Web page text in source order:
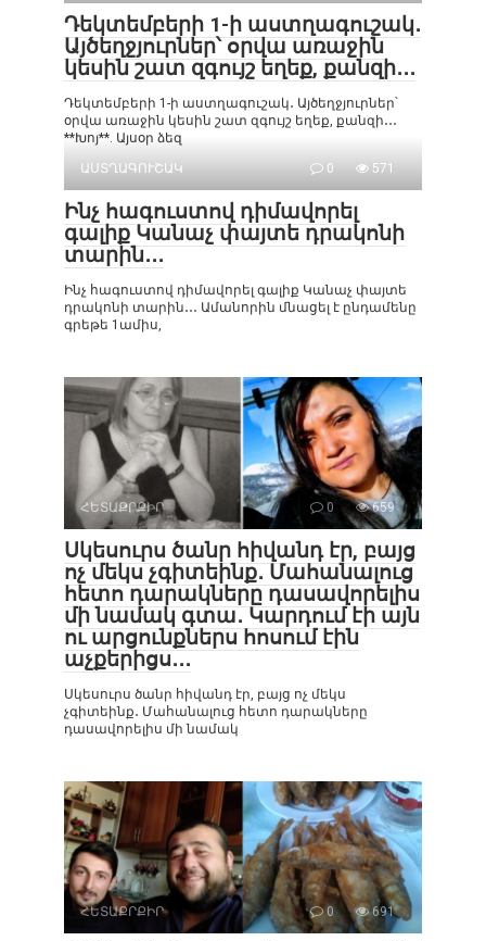
Դեկտեմբերի 1-ի աստղագուշակ․
Այծեղջյուրներ՝ օրվա առաջին
կեսին շատ զգույշ եղեք, քանզի․․․
Դեկտեմբերի 1-ի աստղագուշակ․ Այծեղջյուրներ՝
օրվա առաջին կեսին շատ զգույշ եղեք, քանզի․․․
**Խոյ**. Այսօր ձեզ
ԱՍՏՂԱԳՈՒՇԱԿ
0 571
Ինչ հագուստով դիմավորել
գալիք Կանաչ փայտե դրակոնի
տարին․․․
Ինչ հագուստով դիմավորել գալիք Կանաչ փայտե
դրակոնի տարին․․․ Ամանորին մնացել է ընդամենը
գրեթե 1ամիս,
ՀԵՏԱՔՐՔԻՐ 0 659
Սկեսուրս ծանր հիվանդ էր, բայց
ոչ մեկս չգիտեինք․ Մահանալուց
հետո դարակները դասավորելիս
մի նամակ գտա․ Կարդում էի այն
ու արցունքներս հոսում էին
աչքերիցս․․․
Սկեսուրս ծանր հիվանդ էր, բայց ոչ մեկս
չգիտեինք․ Մահանալուց հետո դարակները
դասավորելիս մի նամակ
ՀԵՏԱՔՐՔԻՐ 0 691